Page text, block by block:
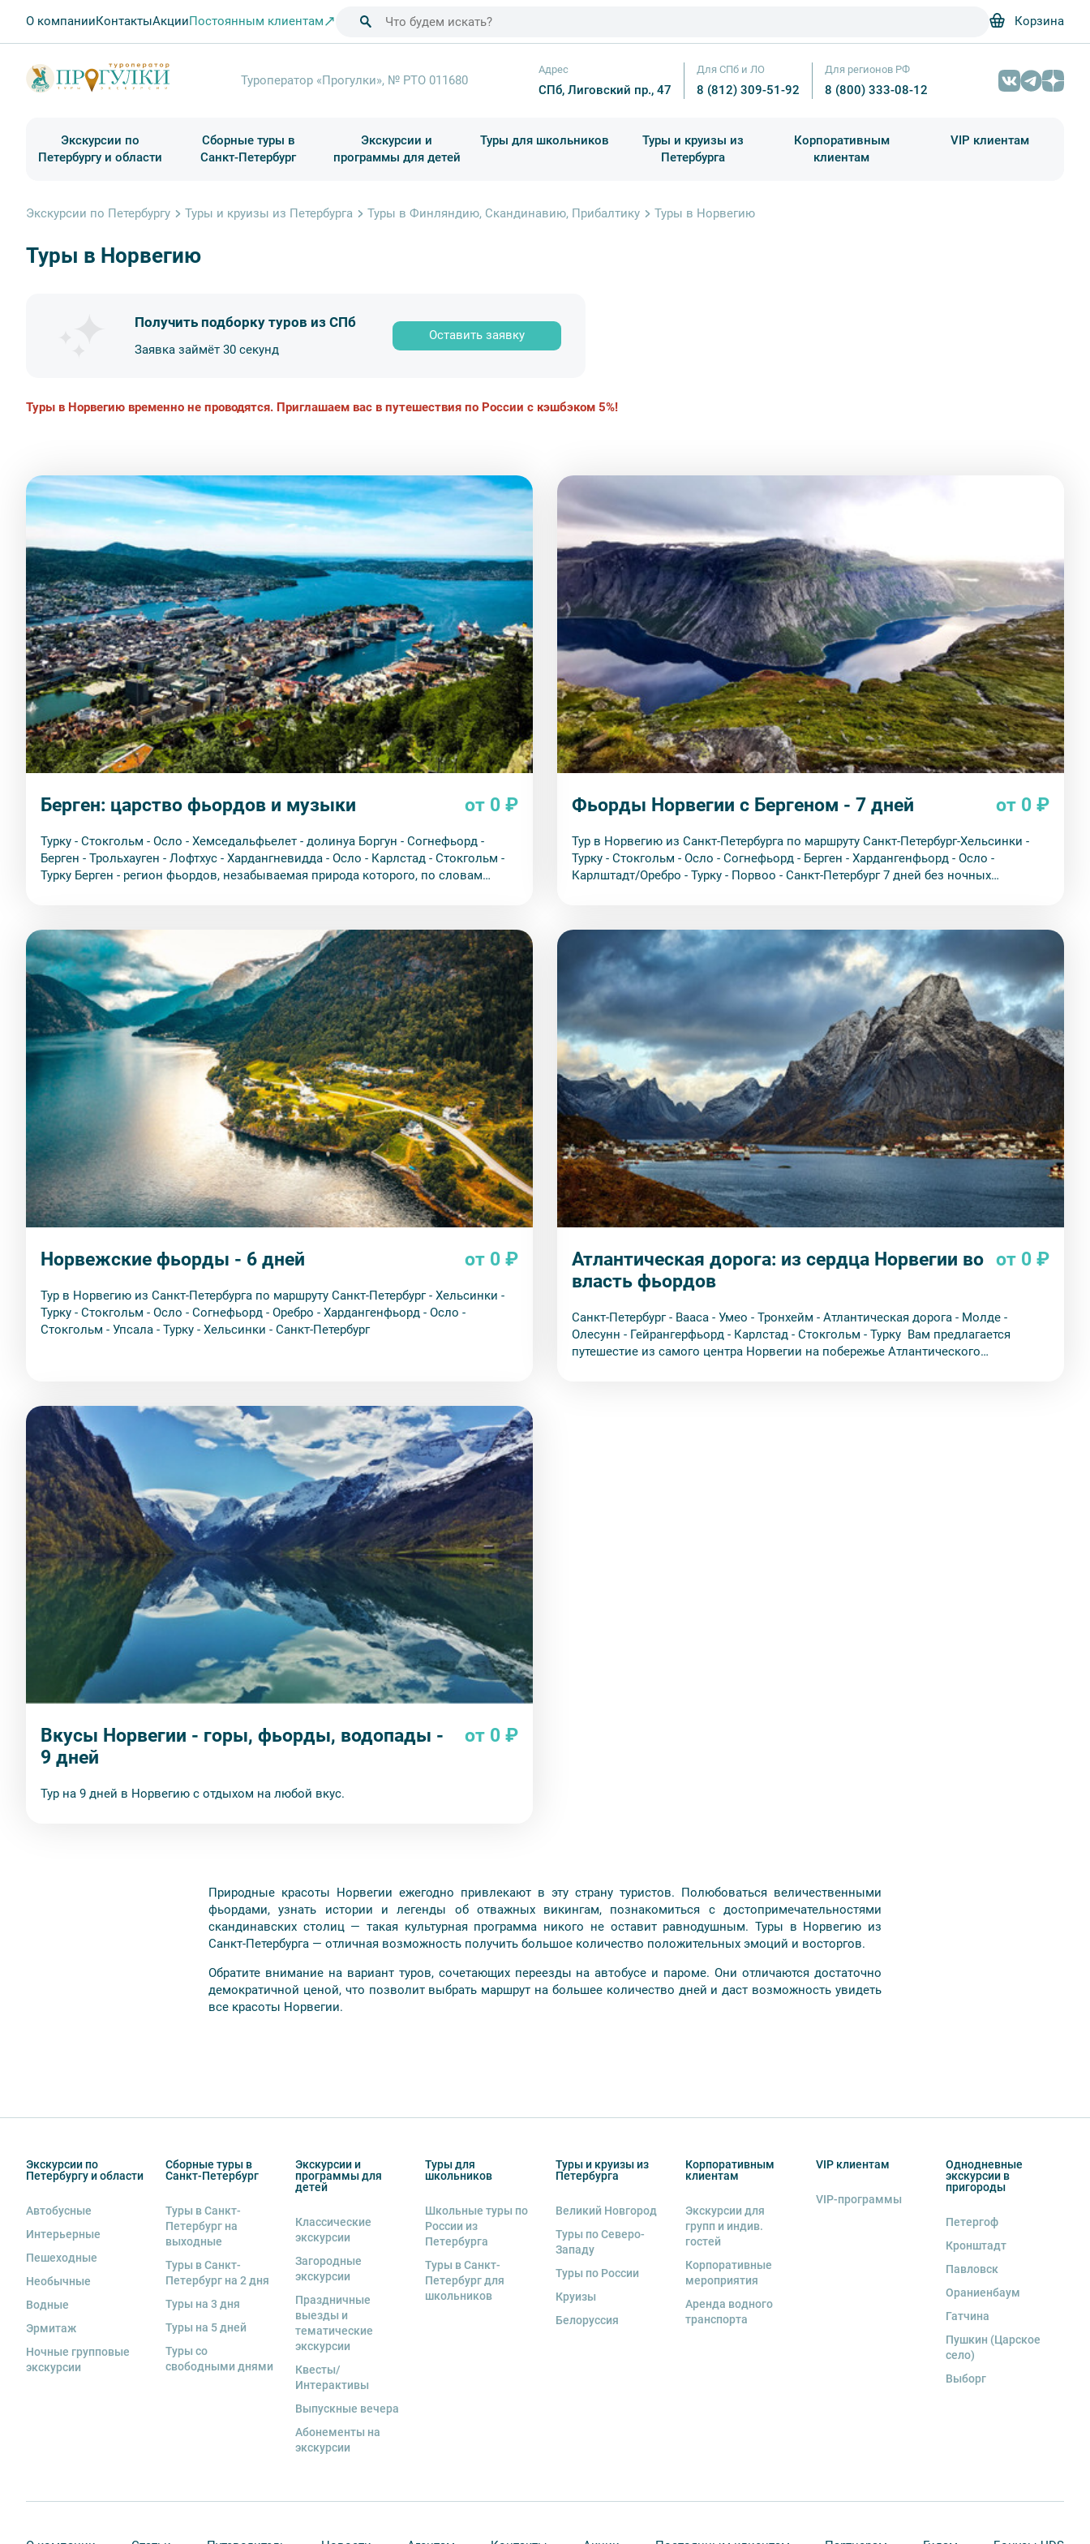
О компанииКонтактыАкцииПостоянным клиентам Корзина
Туроператор «Прогулки», № РТО 011680
Адрес
СПб, Лиговский пр., 47
Для СПб и ЛО
8 (812) 309-51-92
Для регионов РФ
8 (800) 333-08-12
Экскурсии по
Петербургу и области
Сборные туры в
Санкт-Петербург
Экскурсии и
программы для детей
Туры для школьников
Туры и круизы из
Петербурга
Корпоративным
клиентам
VIP клиентам
Экскурсии по Петербургу Туры и круизы из Петербурга Туры в Финляндию, Скандинавию, Прибалтику Туры в Норвегию
Туры в Норвегию
Получить подборку туров из СПб
Заявка займёт 30 секунд
Оставить заявку
Туры в Норвегию временно не проводятся. Приглашаем вас в путешествия по России с кэшбэком 5%!
Берген: царство фьордов и музыки от 0 ₽
Турку - Стокгольм - Осло - Хемседальфьелет - долинуа Боргун - Согнефьорд -
Берген - Трольхауген - Лофтхус - Хардангневидда - Осло - Карлстад - Стокгольм -
Турку Берген - регион фьордов, незабываемая природа которого, по словам
услышите его произведения и увидите захватывающие дух норвежские пейзажи.
Фьорды Норвегии с Бергеном - 7 дней от 0 ₽
Тур в Норвегию из Санкт-Петербурга по маршруту Санкт-Петербург-Хельсинки -
Турку - Стокгольм - Осло - Согнефьорд - Берген - Хардангенфьорд - Осло -
Карлштадт/Оребро - Турку - Порвоо - Санкт-Петербург 7 дней без ночных
Норвежские фьорды - 6 дней от 0 ₽
Тур в Норвегию из Санкт-Петербурга по маршруту Санкт-Петербург - Хельсинки -
Турку - Стокгольм - Осло - Согнефьорд - Оребро - Хардангенфьорд - Осло -
Стокгольм - Упсала - Турку - Хельсинки - Санкт-Петербург
Атлантическая дорога: из сердца Норвегии во
власть фьордов
от 0 ₽
Санкт-Петербург - Вааса - Умео - Тронхейм - Атлантическая дорога - Молде -
Олесунн - Гейрангерфьорд - Карлстад - Стокгольм - Турку Вам предлагается
путешестие из самого центра Норвегии на побережье Атлантического
Вкусы Норвегии - горы, фьорды, водопады -
9 дней
от 0 ₽
Тур на 9 дней в Норвегию с отдыхом на любой вкус.
Природные красоты Норвегии ежегодно привлекают в эту страну туристов. Полюбоваться величественными
фьордами, узнать истории и легенды об отважных викингам, познакомиться с достопримечательностями
скандинавских столиц — такая культурная программа никого не оставит равнодушным. Туры в Норвегию из
Санкт-Петербурга — отличная возможность получить большое количество положительных эмоций и восторгов.
Обратите внимание на вариант туров, сочетающих переезды на автобусе и пароме. Они отличаются достаточно
демократичной ценой, что позволит выбрать маршрут на большее количество дней и даст возможность увидеть
все красоты Норвегии.
Экскурсии по
Петербургу и области
Автобусные
Интерьерные
Пешеходные
Необычные
Водные
Эрмитаж
Ночные групповые
экскурсии
Сборные туры в
Санкт-Петербург
Туры в Санкт-
Петербург на
выходные
Туры в Санкт-
Петербург на 2 дня
Туры на 3 дня
Туры на 5 дней
Туры со
свободными днями
Экскурсии и
программы для
детей
Классические
экскурсии
Загородные
экскурсии
Праздничные
выезды и
тематические
экскурсии
Квесты/
Интерактивы
Выпускные вечера
Абонементы на
экскурсии
Туры для
школьников
Школьные туры по
России из
Петербурга
Туры в Санкт-
Петербург для
школьников
Туры и круизы из
Петербурга
Великий Новгород
Туры по Северо-
Западу
Туры по России
Круизы
Белоруссия
Корпоративным
клиентам
Экскурсии для
групп и индив.
гостей
Корпоративные
мероприятия
Аренда водного
транспорта
VIP клиентам
VIP-программы
Однодневные
экскурсии в
пригороды
Петергоф
Кронштадт
Павловск
Ораниенбаум
Гатчина
Пушкин (Царское
село)
Выборг